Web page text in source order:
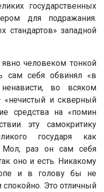
государственных
для подражания.
стандартов» западной
человеком тонкой
сам себя обвинял «в
во всяком
«нечистый и скверный
средства на «помин
эту самокритику
государя как
Мол, раз он сам себя
оно и есть. Никакому
и в голову бы не
спокойно. Это отличный